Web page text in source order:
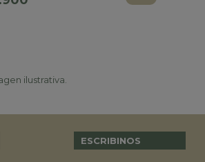
ilustrativa.
ESCRIBINOS